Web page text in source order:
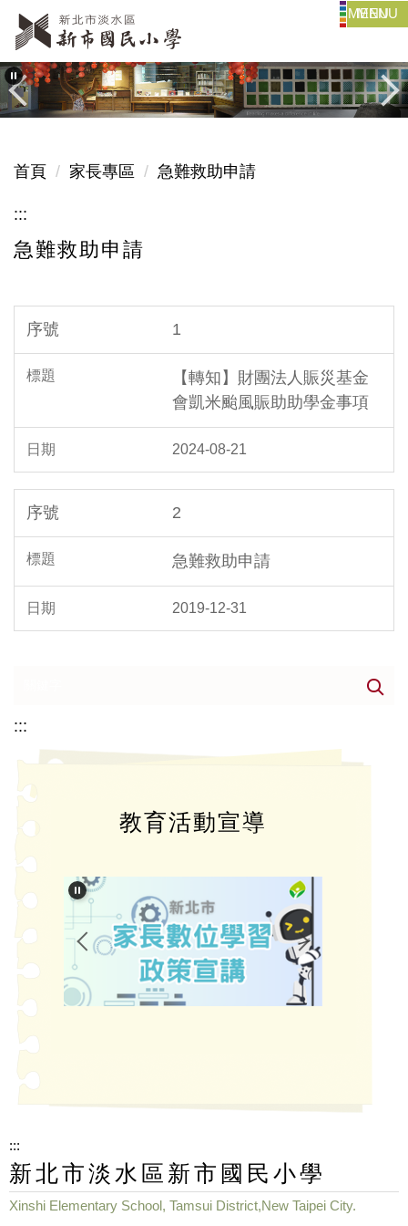
跳
到
主
要
內
區
MENU
首頁 家長專區 急難救助申請
:::
急難救助申請
1
【轉知】財團法人賑災基金
會凱米颱風賑助助學金事項
2024-08-21
2
急難救助申請
2019-12-31
:::
教育活動宣導
:::
新北市淡水區新市國民小學
Xinshi Elementary School, Tamsui District,New Taipei City.